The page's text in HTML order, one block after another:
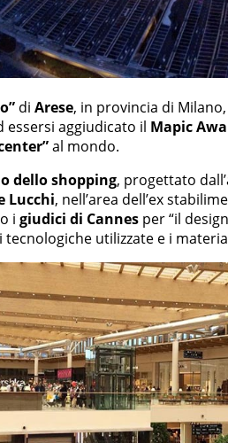
di Arese, in provincia di
essersi aggiudicato il Mapic
al mondo.
dello shopping, progettato
Lucchi, nell’area dell’ex
i giudici di Cannes per “il
tecnologiche utilizzate e i